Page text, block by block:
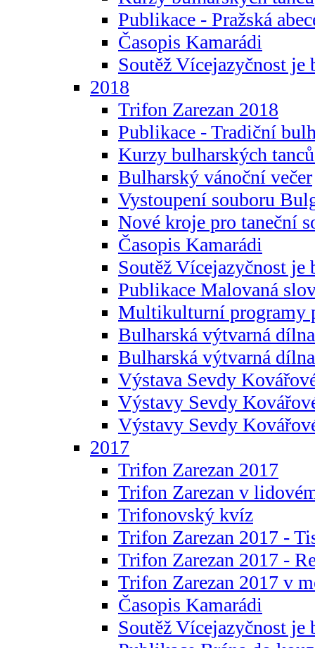
Publikace - Pražská
Časopis Kamarádi
Soutěž Vícejazyčnost je
2018
Trifon Zarezan 2018
Publikace - Tradiční
Kurzy bulharských
Bulharský vánoční večer
Vystoupení souboru
Nové kroje pro taneční
Časopis Kamarádi
Soutěž Vícejazyčnost je
Publikace Malovaná
Multikulturní programy
Bulharská výtvarná
Bulharská výtvarná
Výstava Sevdy
Výstavy Sevdy
Výstavy Sevdy
2017
Trifon Zarezan 2017
Trifon Zarezan v
Trifonovský kvíz
Trifon Zarezan 2017 -
Trifon Zarezan 2017 -
Trifon Zarezan 2017 v
Časopis Kamarádi
Soutěž Vícejazyčnost je